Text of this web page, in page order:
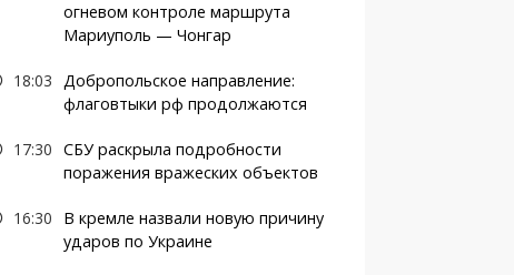
огневом контроле маршрута
Мариуполь — Чонгар
18:03 Добропольское направление:
флаговтыки рф продолжаются
17:30 СБУ раскрыла подробности
поражения вражеских объектов
16:30
В кремле назвали новую причину
ударов по Украине